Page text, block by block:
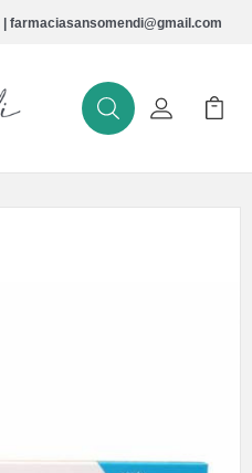
| farmaciasansomendi@gmail.com
BuscarMi Cuenta
Mi